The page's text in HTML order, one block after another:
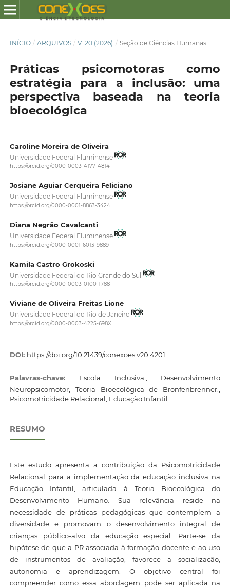
INÍCIO / ARQUIVOS / V. 20 (2026) / Seção de Ciências Humanas
Práticas psicomotoras como
estratégia para a inclusão: uma
perspectiva baseada na teoria
bioecológica
Caroline Moreira de Oliveira
Universidade Federal Fluminense
https://orcid.org/0000-0003-4177-4814
Josiane Aguiar Cerqueira Feliciano
Universidade Federal Fluminense
https://orcid.org/0000-0001-8863-3424
Diana Negrão Cavalcanti
Universidade Federal Fluminense
https://orcid.org/0000-0001-6013-9889
Kamila Castro Grokoski
Universidade Federal do Rio Grande do Sul
https://orcid.org/0000-0003-0100-1788
Viviane de Oliveira Freitas Lione
Universidade Federal do Rio de Janeiro
https://orcid.org/0000-0003-4225-698X
DOI: https://doi.org/10.21439/conexoes.v20.4201
Palavras-chave: Escola Inclusiva., Desenvolvimento
Neuropsicomotor, Teoria Bioecológica de Bronfenbrenner.,
Psicomotricidade Relacional, Educação Infantil
RESUMO
Este estudo apresenta a contribuição da Psicomotricidade
Relacional para a implementação da educação inclusiva na
Educação Infantil, articulada à Teoria Bioecológica do
Desenvolvimento Humano. Sua relevância reside na
necessidade de práticas pedagógicas que contemplem a
diversidade e promovam o desenvolvimento integral de
crianças público-alvo da educação especial. Parte-se da
hipótese de que a PR associada à formação docente e ao uso
de instrumentos de avaliação, favorece a socialização,
autonomia e aprendizagem. O objetivo central foi
compreender como essa abordagem pode ser aplicada na